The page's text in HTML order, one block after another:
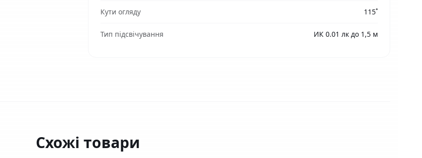
Кути огляду 115˚
Тип підсвічування ИК 0.01 лк до 1,5 м
Схожі товари